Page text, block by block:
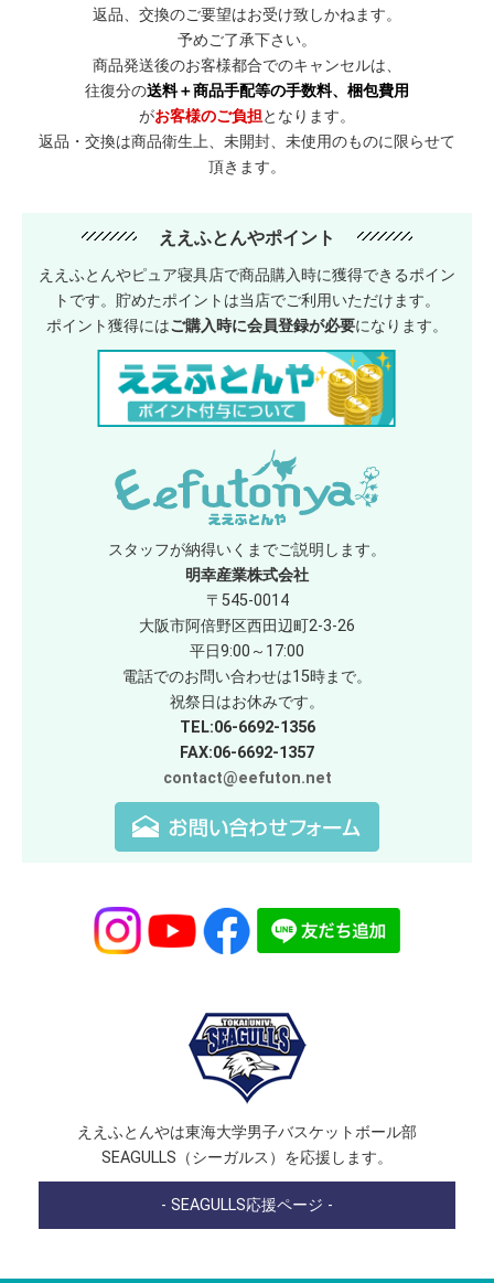
返品、交換のご要望はお受け致しかねます。
予めご了承下さい。
商品発送後のお客様都合でのキャンセルは、
往復分の送料＋商品手配等の手数料、梱包費用
がお客様のご負担となります。
返品・交換は商品衛生上、未開封、未使用のものに限らせて
頂きます。
ええふとんやポイント
ええふとんやピュア寝具店で商品購入時に獲得できるポイン
トです。貯めたポイントは当店でご利用いただけます。
ポイント獲得にはご購入時に会員登録が必要になります。
スタッフが納得いくまでご説明します。
明幸産業株式会社
〒545-0014
大阪市阿倍野区西田辺町2-3-26
平日9:00～17:00
電話でのお問い合わせは15時まで。
祝祭日はお休みです。
TEL:06-6692-1356
FAX:06-6692-1357
contact@eefuton.net
ええふとんやは東海大学男子バスケットボール部
SEAGULLS（シーガルス）を応援します。
- SEAGULLS応援ページ -